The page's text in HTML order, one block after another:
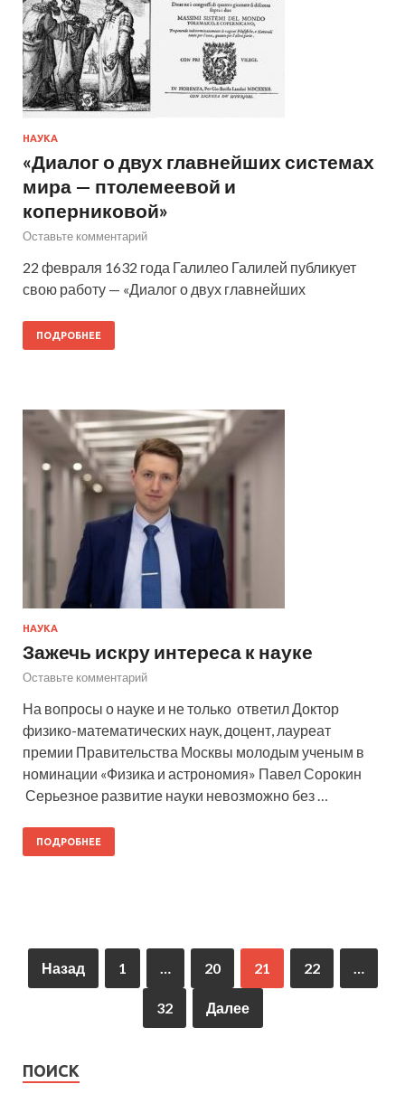
НАУКА
«Диалог о двух главнейших системах
мира — птолемеевой и
коперниковой»
Оставьте комментарий
22 февраля 1632 года Галилео Галилей публикует
свою работу — «Диалог о двух главнейших
ПОДРОБНЕЕ
НАУКА
Зажечь искру интереса к науке
Оставьте комментарий
На вопросы о науке и не только ответил Доктор
физико-математических наук, доцент, лауреат
премии Правительства Москвы молодым ученым в
номинации «Физика и астрономия» Павел Сорокин
Серьезное развитие науки невозможно без …
ПОДРОБНЕЕ
Назад 1 … 20 21 22 …
32 Далее
ПОИСК